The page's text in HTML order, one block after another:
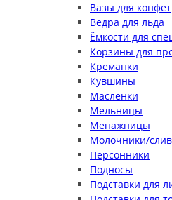
Вазы для конфет
Ведра для льда
Ёмкости для
Корзины для
Креманки
Кувшины
Масленки
Мельницы
Менажницы
Молочники/
Персонники
Подносы
Подставки для